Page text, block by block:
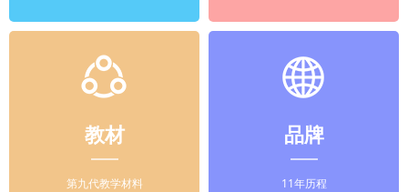
教材
第九代教学材料
品牌
11年历程